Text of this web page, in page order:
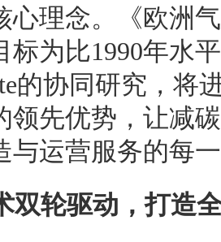
心理念。《欧洲
标为比1990年水
的协同研究，将
领先优势，让减
与运营服务的每
双轮驱动，打造